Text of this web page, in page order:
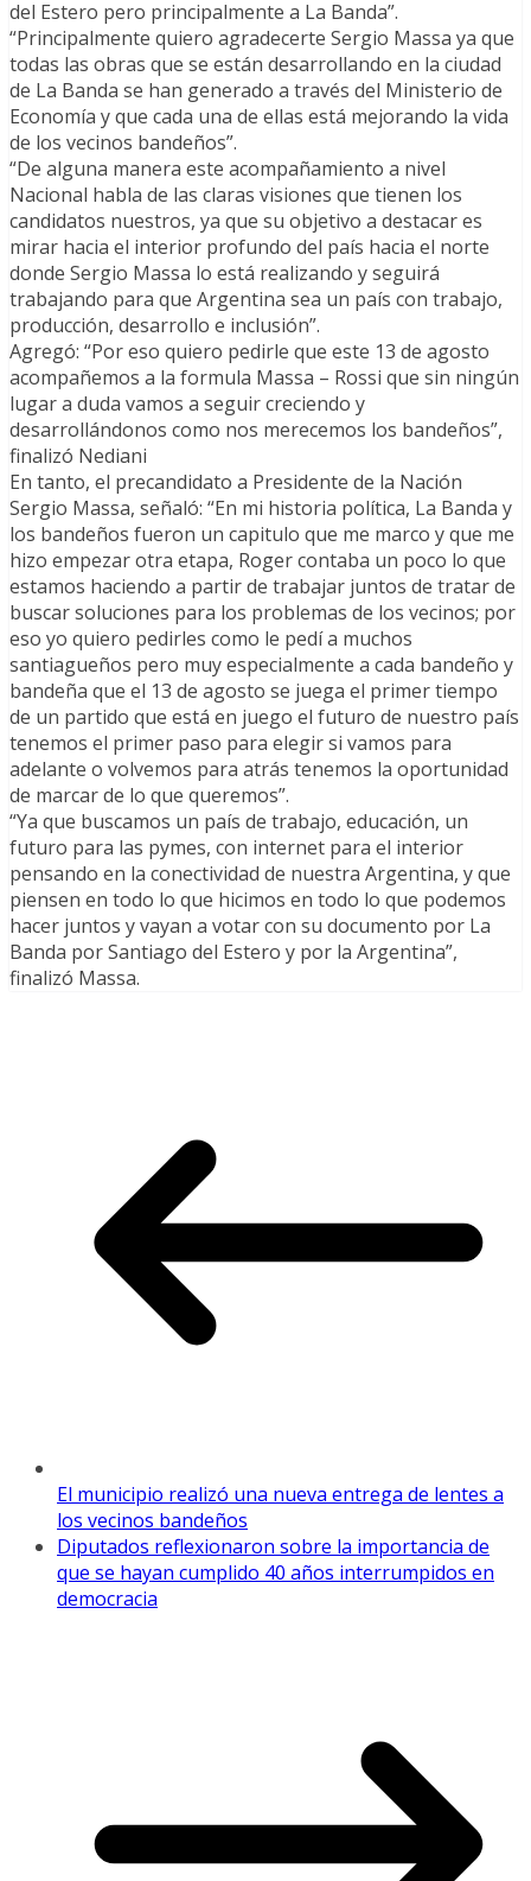
del Estero pero principalmente a La Banda”.
“Principalmente quiero agradecerte Sergio Massa ya que
todas las obras que se están desarrollando en la ciudad
de La Banda se han generado a través del Ministerio de
Economía y que cada una de ellas está mejorando la vida
de los vecinos bandeños”.
“De alguna manera este acompañamiento a nivel
Nacional habla de las claras visiones que tienen los
candidatos nuestros, ya que su objetivo a destacar es
mirar hacia el interior profundo del país hacia el norte
donde Sergio Massa lo está realizando y seguirá
trabajando para que Argentina sea un país con trabajo,
producción, desarrollo e inclusión”.
Agregó: “Por eso quiero pedirle que este 13 de agosto
acompañemos a la formula Massa – Rossi que sin ningún
lugar a duda vamos a seguir creciendo y
desarrollándonos como nos merecemos los bandeños”,
finalizó Nediani
En tanto, el precandidato a Presidente de la Nación
Sergio Massa, señaló: “En mi historia política, La Banda y
los bandeños fueron un capitulo que me marco y que me
hizo empezar otra etapa, Roger contaba un poco lo que
estamos haciendo a partir de trabajar juntos de tratar de
buscar soluciones para los problemas de los vecinos; por
eso yo quiero pedirles como le pedí a muchos
santiagueños pero muy especialmente a cada bandeño y
bandeña que el 13 de agosto se juega el primer tiempo
de un partido que está en juego el futuro de nuestro país
tenemos el primer paso para elegir si vamos para
adelante o volvemos para atrás tenemos la oportunidad
de marcar de lo que queremos”.
“Ya que buscamos un país de trabajo, educación, un
futuro para las pymes, con internet para el interior
pensando en la conectividad de nuestra Argentina, y que
piensen en todo lo que hicimos en todo lo que podemos
hacer juntos y vayan a votar con su documento por La
Banda por Santiago del Estero y por la Argentina”,
finalizó Massa.
El municipio realizó una nueva entrega de lentes a
los vecinos bandeños
Diputados reflexionaron sobre la importancia de
que se hayan cumplido 40 años interrumpidos en
democracia